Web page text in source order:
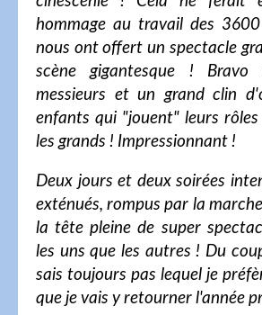
hommage au travail des
nous ont offert un spectacle
scène gigantesque ! Bravo
messieurs et un grand clin
enfants qui "jouent" leurs rôles
les grands ! Impressionnant !
Deux jours et deux soirées
exténués, rompus par la
la tête pleine de super
les uns que les autres ! Du
sais toujours pas lequel je
que je vais y retourner l'année